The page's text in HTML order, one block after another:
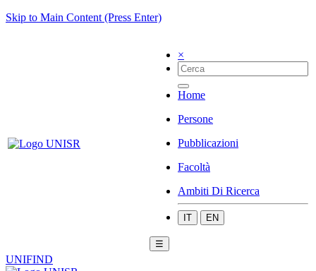
Skip to Main Content (Press Enter)
×
Home
Persone
Pubblicazioni
Facoltà
Ambiti Di Ricerca
IT EN
☰
UNIFIND